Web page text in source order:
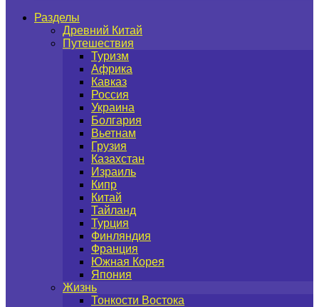
Разделы
Древний Китай
Путешествия
Туризм
Африка
Кавказ
Россия
Украина
Болгария
Вьетнам
Грузия
Казахстан
Израиль
Кипр
Китай
Тайланд
Турция
Финляндия
Франция
Южная Корея
Япония
Жизнь
Тонкости Востока